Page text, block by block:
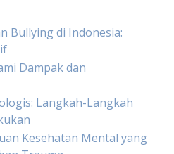
Bullying di Indonesia:
Dampak dan
Langkah-Langkah
Kesehatan Mental yang